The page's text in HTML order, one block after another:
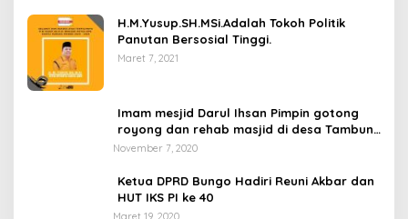
H.M.Yusup.SH.MSi.Adalah Tokoh Politik
Panutan Bersosial Tinggi.
Maret 7, 2021
Imam mesjid Darul Ihsan Pimpin gotong
royong dan rehab masjid di desa Tambun
Arang Kecamatan Sumay, kabupaten tebo
November 7, 2020
Ketua DPRD Bungo Hadiri Reuni Akbar dan
HUT IKS PI ke 40
Maret 19, 2020